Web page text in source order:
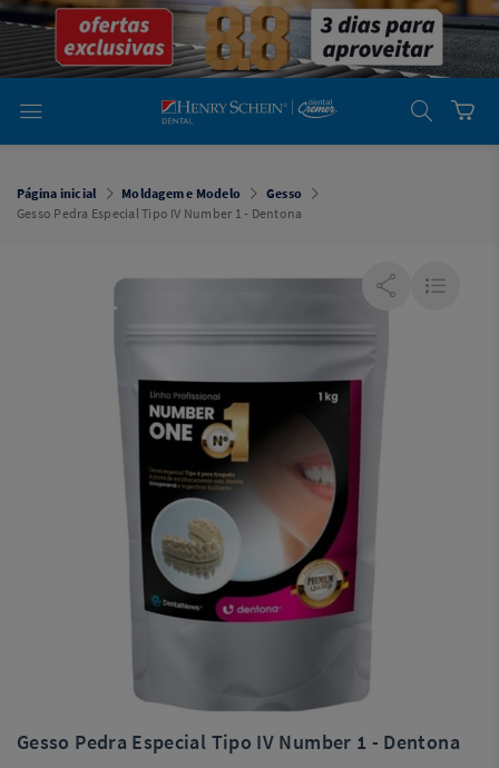
emDental
Cremer -
Henry Schein
Laboratório
Laboratório
Cremer -
Henry Schein
Equipamentos
Dental
Odontológico
Página inicial Moldagem e Modelo
Gesso
Gesso Pedra Especial Tipo IV Number 1 - Dentona
Gesso Pedra Especial Tipo IV Number 1 - Dentona